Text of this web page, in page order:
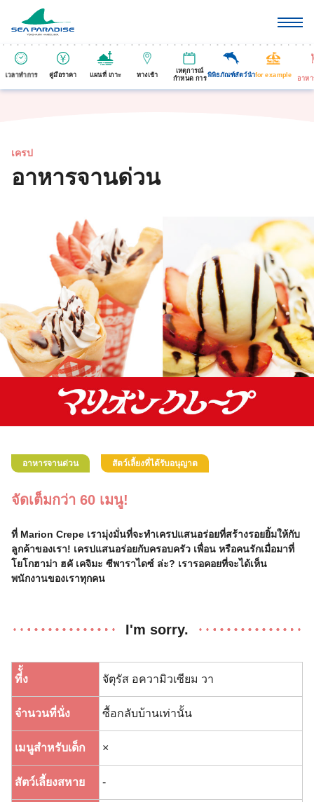
เวลาทำการ คู่มือราคา แผนที่ เกาะ ทางเข้า
เหตุการณ์
กำหนด การ
พิพิธภัณฑ์สัตว์นำfor example
อาห
เครป
อาหารจานด่วน
อาหารจานด่วน สัตว์เลี้ยงที่ได้รับอนุญาต
จัดเต็มกว่า 60 เมนู!
ที่ Marion Crepe เรามุ่งมั่นที่จะทำเครปแสนอร่อยที่สร้างรอยยิ้มให้กับ
ลูกค้าของเรา! เครปแสนอร่อยกับครอบครัว เพื่อน หรือคนรักเมื่อมาที่
โยโกฮาม่า ฮคั เคจิมะ ซีพาราไดซ์ ล่ะ? เรารอคอยที่จะได้เห็น
พนักงานของเราทุกคน
I'm sorry.
ที่ั้ง จัตุรัส อความิวเซียม วา
จำนวนที่นั่ง ซื้อกลับบ้านเท่านั้น
เมนูสำหรับเด็ก ×
สัตว์เลี้ยงสหาย -